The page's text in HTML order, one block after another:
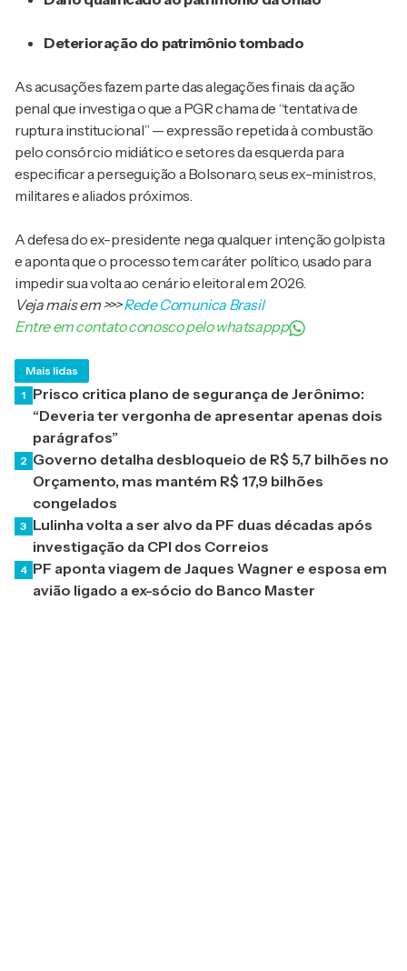
Deterioração do patrimônio tombado
As acusações fazem parte das alegações finais da ação
penal que investiga o que a PGR chama de “tentativa de
ruptura institucional” — expressão repetida à combustão
pelo consórcio midiático e setores da esquerda para
especificar a perseguição a Bolsonaro, seus ex-ministros,
militares e aliados próximos.
A defesa do ex-presidente nega qualquer intenção golpista
e aponta que o processo tem caráter político, usado para
impedir sua volta ao cenário eleitoral em 2026.
Veja mais em>>>Rede Comunica Brasil
Entre em contato conosco pelo whatsappp
Mais lidas
1 Prisco critica plano de segurança de Jerônimo:
“Deveria ter vergonha de apresentar apenas dois
parágrafos”
2 Governo detalha desbloqueio de R$ 5,7 bilhões no
Orçamento, mas mantém R$ 17,9 bilhões
congelados
3 Lulinha volta a ser alvo da PF duas décadas após
investigação da CPI dos Correios
4 PF aponta viagem de Jaques Wagner e esposa em
avião ligado a ex-sócio do Banco Master